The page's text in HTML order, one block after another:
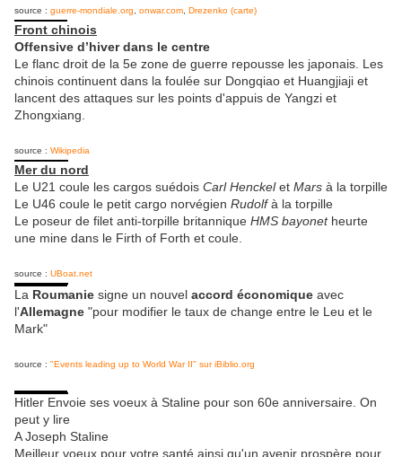
source : guerre-mondiale.org, onwar.com, Drezenko (carte)
Front chinois
Offensive d’hiver dans le centre
Le flanc droit de la 5e zone de guerre repousse les japonais. Les
chinois continuent dans la foulée sur Dongqiao et Huangjiaji et
lancent des attaques sur les points d'appuis de Yangzi et
Zhongxiang.
source : Wikipedia
Mer du nord
Le U21 coule les cargos suédois Carl Henckelet Mars à la torpille
Le U46 coule le petit cargo norvégien Rudolfà la torpille
Le poseur de filet anti-torpille britannique HMS bayonet heurte
une mine dans le Firth of Forth et coule.
source : UBoat.net
La Roumanie signe un nouvel accord économique avec
l'Allemagne "pour modifier le taux de change entre le Leu et le
Mark"
source : "Events leading up to World War II" sur iBiblio.org
Hitler Envoie ses voeux à Staline pour son 60e anniversaire. On
peut y lire
A Joseph Staline
Meilleur voeux pour votre santé ainsi qu'un avenir prospère pour